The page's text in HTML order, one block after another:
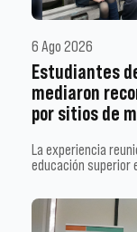
6 Ago 2026
Estudiantes
mediaron
por sitios de
La experiencia
educación superior